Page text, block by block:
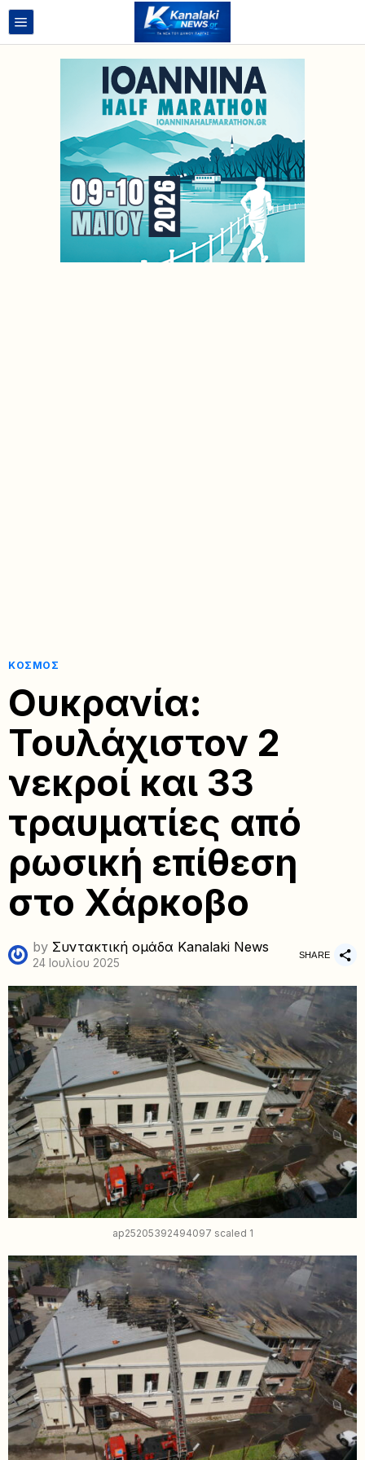
ΚΌΣΜΟΣ
Ουκρανία:
Τουλάχιστον 2
νεκροί και 33
τραυματίες από
ρωσική επίθεση
στο Χάρκοβο
by Συντακτική ομάδα Kanalaki News
24 Ιουλίου 2025
SHARE
ap25205392494097 scaled 1